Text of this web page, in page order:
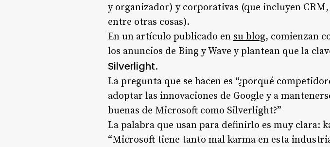
y organizador) y corporativas (que incluyen
entre otras cosas).
En un artículo publicado en su blog, comienzan
los anuncios de Bing y Wave y plantean que la
Silverlight.
La pregunta que se hacen es “¿porqué
adoptar las innovaciones de Google y a
buenas de Microsoft como Silverlight?”
La palabra que usan para definirlo es muy clara:
“Microsoft tiene tanto mal karma en esta